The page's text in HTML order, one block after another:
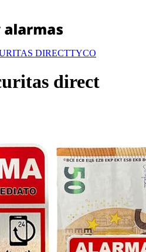
DIRECTTYCO
direct